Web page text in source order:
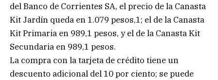
del Banco de Corrientes SA, el precio de la Canasta
Kit Jardín queda en 1.079 pesos,1; el de la Canasta
Kit Primaria en 989,1 pesos, y el de la Canasta Kit
Secundaria en 989,1 pesos.
La compra con la tarjeta de crédito tiene un
descuento adicional del 10 por ciento; se puede